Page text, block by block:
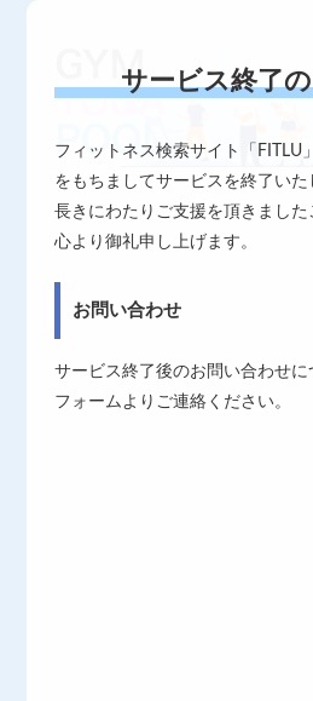
サービス終了
フィットネス検索サイト「FITLU
をもちましてサービスを終了いた
長きにわたりご支援を頂きました
心より御礼申し上げます。
お問い合わせ
サービス終了後のお問い合わせ
フォームよりご連絡ください。